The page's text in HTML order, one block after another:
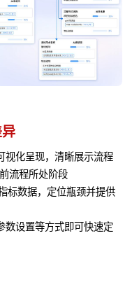
视化呈现，清晰展示流程
流程所处阶段
标数据，定位瓶颈并提供
数设置等方式即可快速定